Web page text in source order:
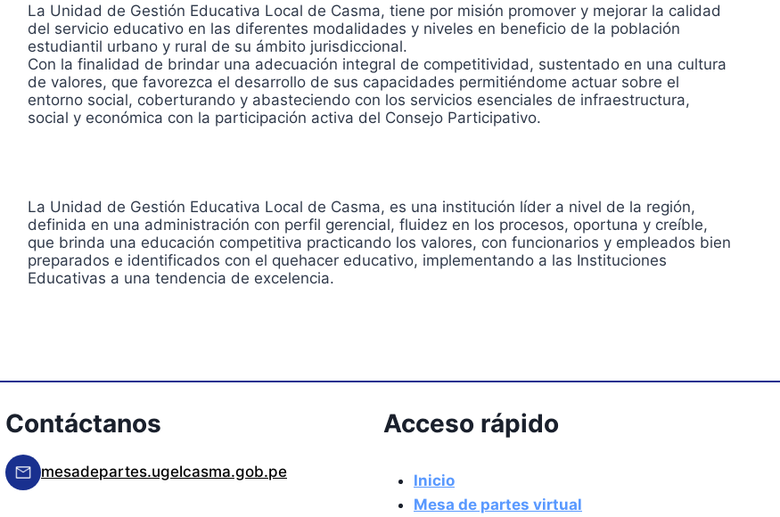
La Unidad de Gestión Educativa Local de Casma, tiene por misión promover y mejorar la calidad
del servicio educativo en las diferentes modalidades y niveles en beneficio de la población
estudiantil urbano y rural de su ámbito jurisdiccional.
Con la finalidad de brindar una adecuación integral de competitividad, sustentado en una cultura
de valores, que favorezca el desarrollo de sus capacidades permitiéndome actuar sobre el
entorno social, coberturando y abasteciendo con los servicios esenciales de infraestructura,
social y económica con la participación activa del Consejo Participativo.
La Unidad de Gestión Educativa Local de Casma, es una institución líder a nivel de la región,
definida en una administración con perfil gerencial, fluidez en los procesos, oportuna y creíble,
que brinda una educación competitiva practicando los valores, con funcionarios y empleados bien
preparados e identificados con el quehacer educativo, implementando a las Instituciones
Educativas a una tendencia de excelencia.
Contáctanos
mesadepartes.ugelcasma.gob.pe
Acceso rápido
Inicio
Mesa de partes virtual